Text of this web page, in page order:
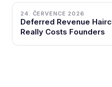
24. ČERVENCE 2026
Deferred Revenue
Really Costs Founders